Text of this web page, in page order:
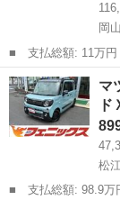
岡
■ 支払総額: 11万円 ■ 車両本体価格： 109,000 円 ■ メーカー
名： マツダ ■ 車
シャル シートヒ
量： 660cc...
岡山 玉野市
マ
松
■ 支払総額: 98.9万円 ■ 車両本体価格： 899,000 円 ■ メーカー